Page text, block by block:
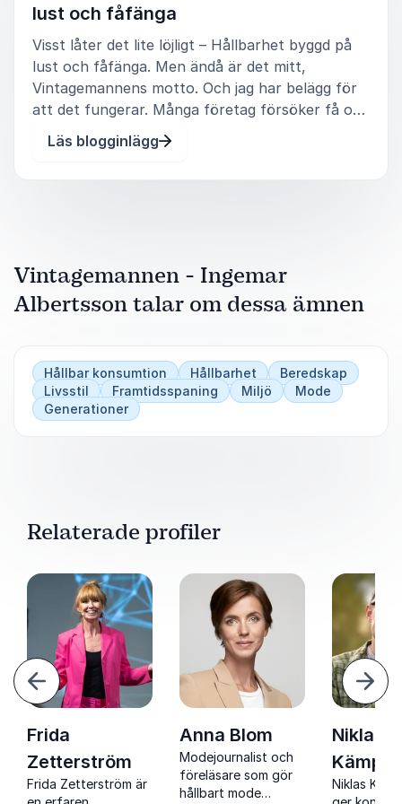
Anne-Marie Lindstedt, @Vintageqvinnan.
lust och fåfänga
Visst låter det lite löjligt – Hållbarhet byggd på
lust och fåfänga. Men ändå är det mitt,
Vintagemannens motto. Och jag har belägg för
att det fungerar. Många företag försöker få oss
att handla miljövänligt och tänka på klimatet när
vi ska köpa deras produkter. Och sen förundras
Läs blogginlägg
Vintagemannen - Ingemar
Albertsson talar om dessa ämnen
Hållbar konsumtion Hållbarhet
Beredskap
Livsstil
Framtidsspaning Miljö
Mode
Generationer
Relaterade profiler
Frida
Zetterström
Frida Zetterström är
Anna Blom
Modejournalist och
föreläsare som gör
hållbart mode
Niklas
Niklas